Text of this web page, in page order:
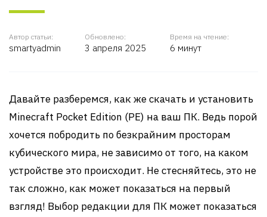
Автор статьи:
smartyadmin
Обновлено:
3 апреля 2025
Время на чтение:
6 минут
Давайте разберемся, как же скачать и установить
Minecraft Pocket Edition (PE) на ваш ПК. Ведь порой
хочется побродить по безкрайним просторам
кубического мира, не зависимо от того, на каком
устройстве это происходит. Не стесняйтесь, это не
так сложно, как может показаться на первый
взгляд! Выбор редакции для ПК может показаться